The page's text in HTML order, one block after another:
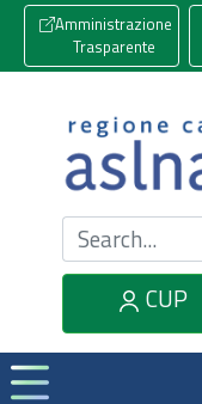
Amministrazione
Trasparente
Cerca nel sito
CUP